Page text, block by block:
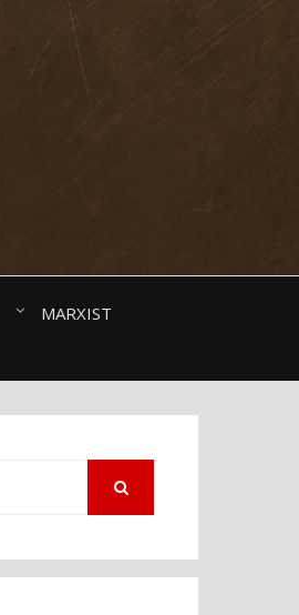
MARXIST⠀